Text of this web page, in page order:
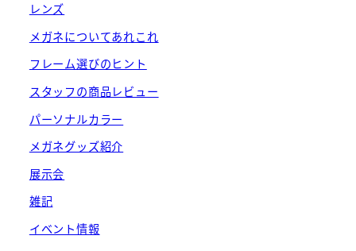
レンズ
メガネについてあれこれ
フレーム選びのヒント
スタッフの商品レビュー
パーソナルカラー
メガネグッズ紹介
展示会
雑記
イベント情報